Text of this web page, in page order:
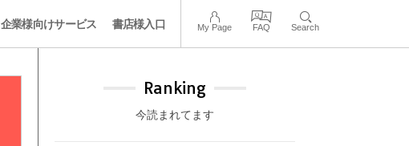
企業様向けサービス 書店様入口 My Page FAQ Search
Ranking
今読まれてます